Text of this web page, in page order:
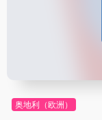
奥地利（欧洲）